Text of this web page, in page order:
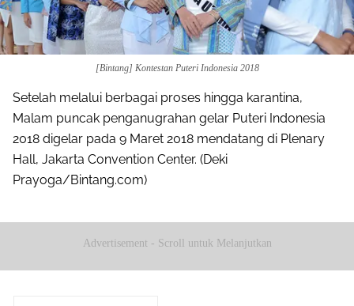
[Bintang] Kontestan Puteri Indonesia 2018
Setelah melalui berbagai proses hingga karantina,
Malam puncak penganugrahan gelar Puteri Indonesia
2018 digelar pada 9 Maret 2018 mendatang di Plenary
Hall, Jakarta Convention Center. (Deki
Prayoga/Bintang.com)
Advertisement - Scroll untuk Melanjutkan